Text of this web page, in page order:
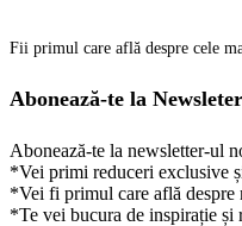
Fii primul care află despre cele
Abonează-te la
Abonează-te la newsletter-ul
*Vei primi reduceri exclusive
*Vei fi primul care află despre
*Te vei bucura de inspirație și